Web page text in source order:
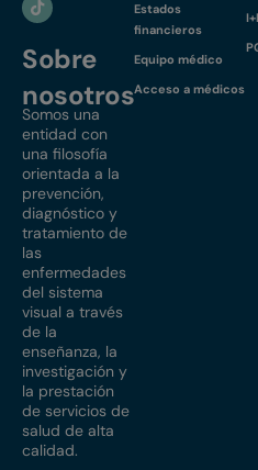
Sobre
nosotros
Somos una
entidad con
una filosofía
orientada a la
prevención,
diagnóstico y
tratamiento de
las
enfermedades
del sistema
visual a través
de la
enseñanza, la
investigación y
la prestación
de servicios de
salud de alta
calidad.
Estados
financieros
Equipo médico
Acceso a médicos